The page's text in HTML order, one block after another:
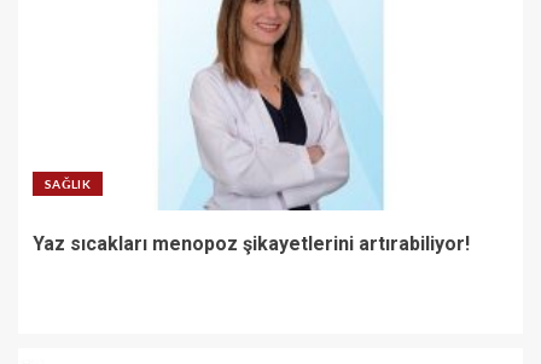
SAĞLIK
Yaz sıcakları menopoz şikayetlerini artırabiliyor!